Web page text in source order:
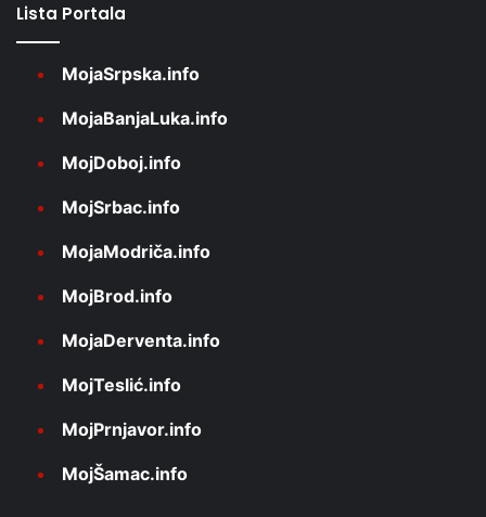
Lista Portala
MojaSrpska.info
MojaBanjaLuka.info
MojDoboj.info
MojSrbac.info
MojaModriča.info
MojBrod.info
MojaDerventa.info
MojTeslić.info
MojPrnjavor.info
MojŠamac.info